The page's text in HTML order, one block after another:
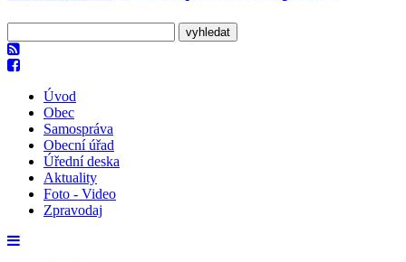
Úvod
Obec
Samospráva
Obecní úřad
Úřední deska
Aktuality
Foto - Video
Zpravodaj